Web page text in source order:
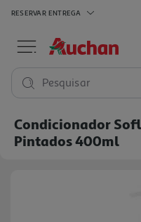
RESERVAR ENTREGA
Pesquisar
Condicionador
Pintados 400ml